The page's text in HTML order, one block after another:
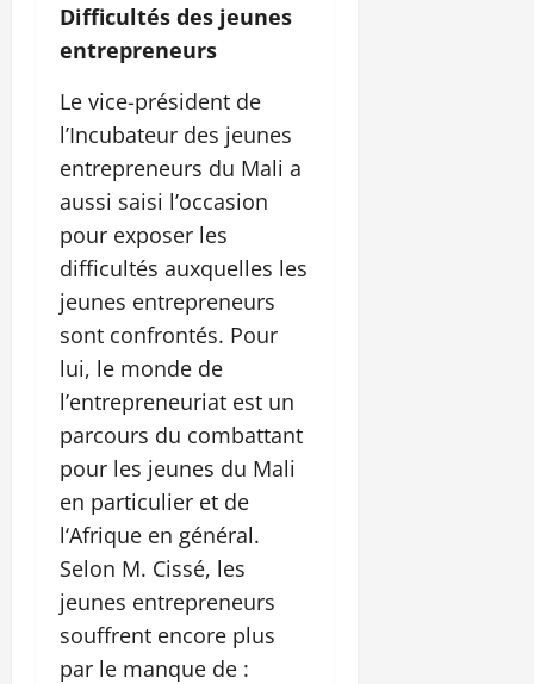
Difficultés des jeunes
entrepreneurs
Le vice-président de
l’Incubateur des jeunes
entrepreneurs du Mali a
aussi saisi l’occasion
pour exposer les
difficultés auxquelles les
jeunes entrepreneurs
sont confrontés. Pour
lui, le monde de
l’entrepreneuriat est un
parcours du combattant
pour les jeunes du Mali
en particulier et de
l‘Afrique en général.
Selon M. Cissé, les
jeunes entrepreneurs
souffrent encore plus
par le manque de :